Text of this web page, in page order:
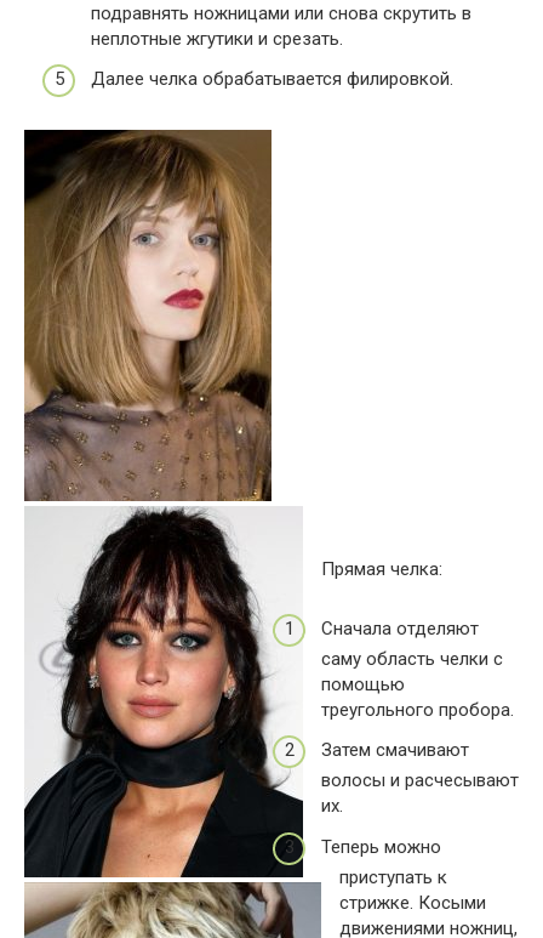
подравнять ножницами или снова скрутить в
неплотные жгутики и срезать.
Далее челка обрабатывается филировкой.
Прямая челка:
Сначала отделяют
саму область челки с
помощью
треугольного пробора.
Затем смачивают
волосы и расчесывают
их.
Теперь можно
приступать к
стрижке. Косыми
движениями ножниц,